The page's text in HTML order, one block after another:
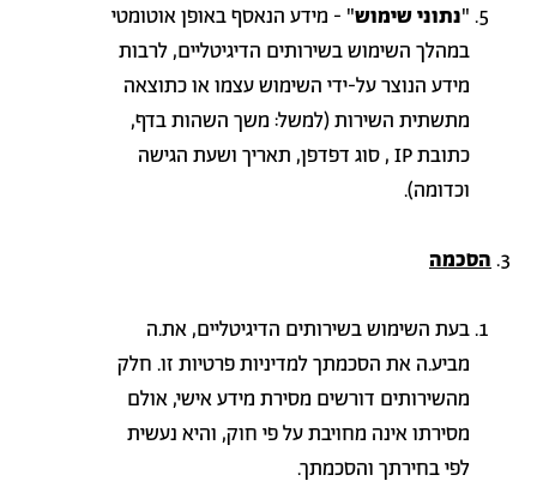
"נתונישימוש" - מידע הנאסף באופן אוטומטי
במהלך השימוש בשירותים הדיגיטליים, לרבות
מידע הנוצר על-ידי השימוש עצמו או כתוצאה
מתשתית השירות(למשל: משך השהות בדף,
כתובתIP
, סוג דפדפן, תאריך ושעת הגישה
וכדומה).
הסכמה
בעת השימוש בשירותים הדיגיטליים, את.ה
מביע.ה את הסכמתך למדיניות פרטיות זו. חלק
מהשירותים דורשים מסירת מידע אישי, אולם
מסירתו אינה מחויבת על פי חוק, והיא נעשית
לפי בחירתך והסכמתך.